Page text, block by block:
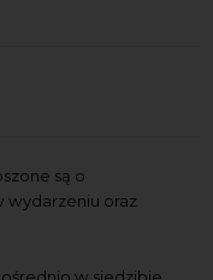
są o
wydarzeniu oraz